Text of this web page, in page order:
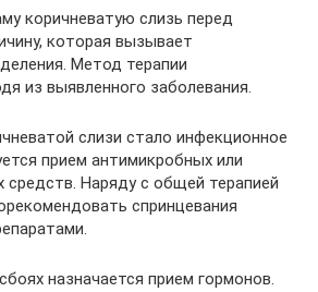
коричневатую слизь перед
которая вызывает
Метод терапии
из выявленного заболевания.
слизи стало инфекционное
прием антимикробных или
средств. Наряду с общей терапией
спринцевания
назначается прием гормонов.